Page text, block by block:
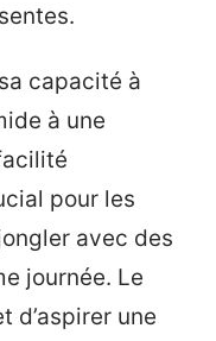
capacité à
à une
pour les
avec des
journée. Le
d’aspirer une